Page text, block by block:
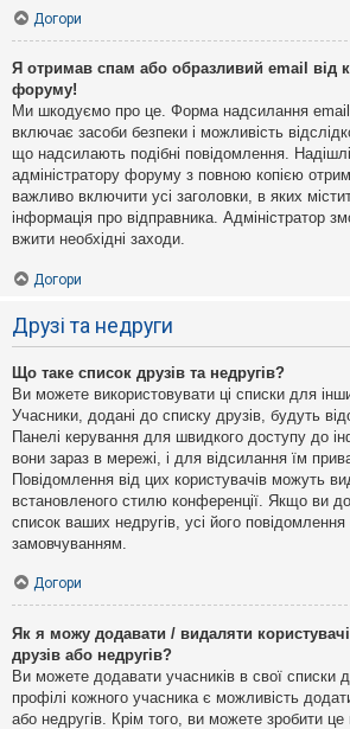
Догори
Я отримав спам або образливий email від
форуму!
Ми шкодуємо про це. Форма надсилання
включає засоби безпеки і можливість
що надсилають подібні повідомлення.
адміністратору форуму з повною копією
важливо включити усі заголовки, в яких
інформація про відправника. Адміністратор
вжити необхідні заходи.
Догори
Друзі та недруги
Що таке список друзів та недругів?
Ви можете використовувати ці списки для
Учасники, додані до списку друзів, будуть
Панелі керування для швидкого доступу до
вони зараз в мережі, і для відсилання їм
Повідомлення від цих користувачів можуть
встановленого стилю конференції. Якщо ви
список ваших недругів, усі його
замовчуванням.
Догори
Як я можу додавати / видаляти
друзів або недругів?
Ви можете додавати учасників в свої списки
профілі кожного учасника є можливість
або недругів. Крім того, ви можете зробити